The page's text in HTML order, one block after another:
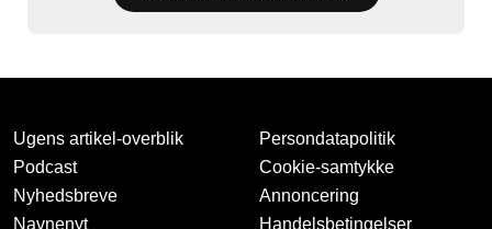
Ugens artikel-overblik
Podcast
Nyhedsbreve
Navnenyt
Persondatapolitik
Cookie-samtykke
Annoncering
Handelsbetingelser